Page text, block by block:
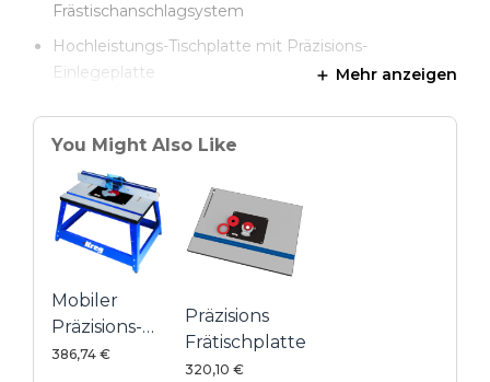
Frästischanschlagsystem
Hochleistungs-Tischplatte mit Präzisions-
Einlegeplatte
Stahlgestell
Mehr anzeigen
You Might Also Like
Mobiler
Präzisions-
Frästisch
386,74 €
Präzisions
Frätischplatte
320,10 €